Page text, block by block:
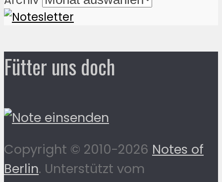
Fütter uns doch
Copyright © 2010-2026 Notes of
Berlin. Unterstützt vom